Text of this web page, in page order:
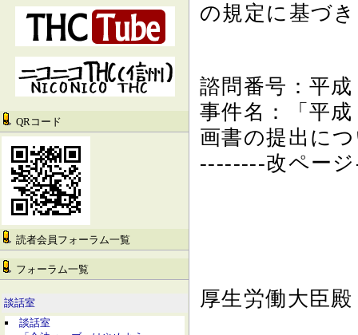
QRコード
読者会員フォーラム一覧
フォーラム一覧
談話室
談話室
の規定に基づ
諮問番号：平
事件名：「平
画書の提出に
--------改ペー
厚生労働大臣殿